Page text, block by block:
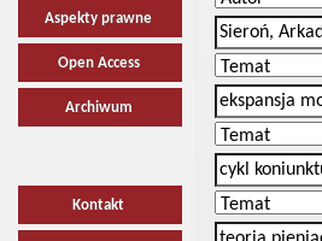
Aspekty prawne
Open Access
Archiwum
Kontakt